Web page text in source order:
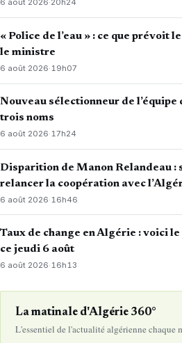
6 août 2026·20h24
« Police de l’eau » : ce que prévoit
le ministre
6 août 2026· 19h07
Nouveau sélectionneur de
trois noms
6 août 2026·17h24
Disparition de Manon Relandeau :
relancer la coopération avec
6 août 2026· 16h46
Taux de change en Algérie : voici le
ce jeudi 6 août
6 août 2026·16h13
La matinale d'Algérie 360°
L'essentiel de l'actualité algérienne chaque